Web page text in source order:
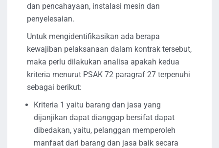
dan pencahayaan, instalasi mesin dan
penyelesaian.
Untuk mengidentifikasikan ada berapa
kewajiban pelaksanaan dalam kontrak tersebut,
maka perlu dilakukan analisa apakah kedua
kriteria menurut PSAK 72 paragraf 27 terpenuhi
sebagai berikut:
Kriteria 1 yaitu barang dan jasa yang
dijanjikan dapat dianggap bersifat dapat
dibedakan, yaitu, pelanggan memperoleh
manfaat dari barang dan jasa baik secara